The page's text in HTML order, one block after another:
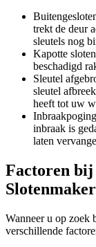
trekt de deur
sleutels nog
Kapotte
beschadigd
Sleutel
sleutel
heeft tot uw
inbraak is
laten
Factoren bij
Slotenmaker
Wanneer u op zoek
verschillende